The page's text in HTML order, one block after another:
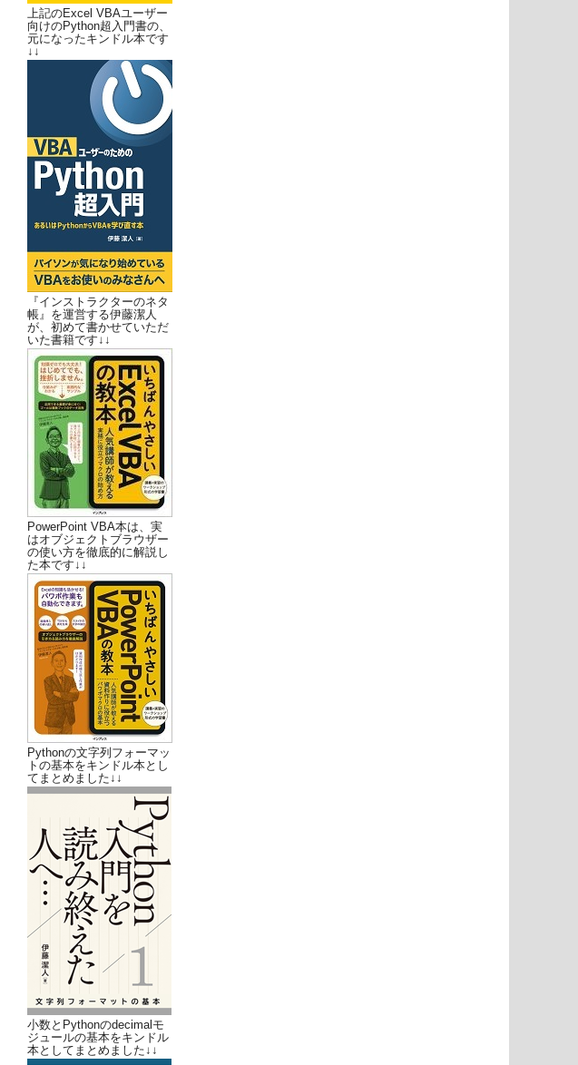
上記のExcel VBAユーザー
向けのPython超入門書の、
元になったキンドル本です
↓↓
『インストラクターのネタ
帳』を運営する伊藤潔人
が、初めて書かせていただ
いた書籍です↓↓
PowerPoint VBA本は、実
はオブジェクトブラウザー
の使い方を徹底的に解説し
た本です↓↓
Pythonの文字列フォーマッ
トの基本をキンドル本とし
てまとめました↓↓
小数とPythonのdecimalモ
ジュールの基本をキンドル
本としてまとめました↓↓